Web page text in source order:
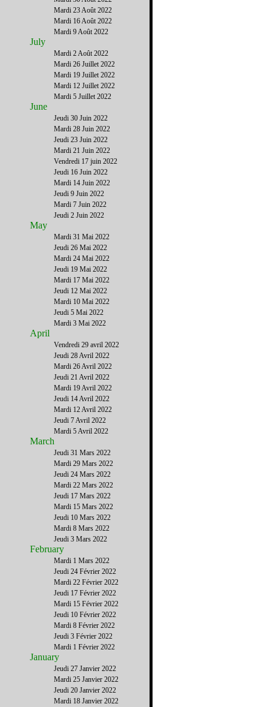
Mardi 23 Août 2022
Mardi 16 Août 2022
Mardi 9 Août 2022
July
Mardi 2 Août 2022
Mardi 26 Juillet 2022
Mardi 19 Juillet 2022
Mardi 12 Juillet 2022
Mardi 5 Juillet 2022
June
Jeudi 30 Juin 2022
Mardi 28 Juin 2022
Jeudi 23 Juin 2022
Mardi 21 Juin 2022
Vendredi 17 juin 2022
Jeudi 16 Juin 2022
Mardi 14 Juin 2022
Jeudi 9 Juin 2022
Mardi 7 Juin 2022
Jeudi 2 Juin 2022
May
Mardi 31 Mai 2022
Jeudi 26 Mai 2022
Mardi 24 Mai 2022
Jeudi 19 Mai 2022
Mardi 17 Mai 2022
Jeudi 12 Mai 2022
Mardi 10 Mai 2022
Jeudi 5 Mai 2022
Mardi 3 Mai 2022
April
Vendredi 29 avril 2022
Jeudi 28 Avril 2022
Mardi 26 Avril 2022
Jeudi 21 Avril 2022
Mardi 19 Avril 2022
Jeudi 14 Avril 2022
Mardi 12 Avril 2022
Jeudi 7 Avril 2022
Mardi 5 Avril 2022
March
Jeudi 31 Mars 2022
Mardi 29 Mars 2022
Jeudi 24 Mars 2022
Mardi 22 Mars 2022
Jeudi 17 Mars 2022
Mardi 15 Mars 2022
Jeudi 10 Mars 2022
Mardi 8 Mars 2022
Jeudi 3 Mars 2022
February
Mardi 1 Mars 2022
Jeudi 24 Février 2022
Mardi 22 Février 2022
Jeudi 17 Février 2022
Mardi 15 Février 2022
Jeudi 10 Février 2022
Mardi 8 Février 2022
Jeudi 3 Février 2022
Mardi 1 Février 2022
January
Jeudi 27 Janvier 2022
Mardi 25 Janvier 2022
Jeudi 20 Janvier 2022
Mardi 18 Janvier 2022